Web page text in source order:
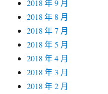
2018 年 9 月
2018 年 8 月
2018 年 7 月
2018 年 5 月
2018 年 4 月
2018 年 3 月
2018 年 2 月